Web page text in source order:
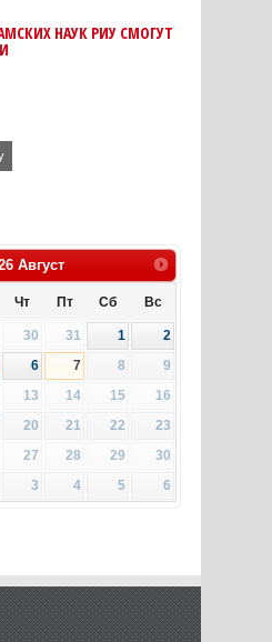
НАУК РИУ СМОГУТ
Август
Чт Пт Сб Вс
30 31 1
2
6 7 8
9
13 14 15
16
20 21 22
23
27 28 29
30
3 4 5 6